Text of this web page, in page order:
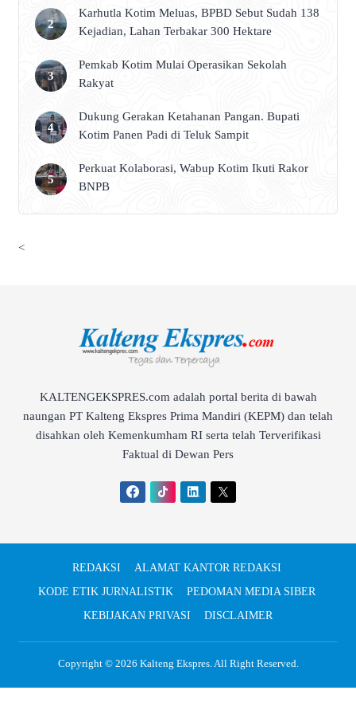
Karhutla Kotim Meluas, BPBD Sebut Sudah 138
Kejadian, Lahan Terbakar 300 Hektare
Pemkab Kotim Mulai Operasikan Sekolah
Rakyat
Dukung Gerakan Ketahanan Pangan. Bupati
Kotim Panen Padi di Teluk Sampit
Perkuat Kolaborasi, Wabup Kotim Ikuti Rakor
BNPB
<
KALTENGEKSPRES.com adalah portal berita di bawah
naungan PT Kalteng Ekspres Prima Mandiri (KEPM) dan telah
disahkan oleh Kemenkumham RI serta telah Terverifikasi
Faktual di Dewan Pers
REDAKSI
ALAMAT KANTOR REDAKSI
KODE ETIK JURNALISTIK
PEDOMAN MEDIA SIBER
KEBIJAKAN PRIVASI
DISCLAIMER
Copyright © 2026 Kalteng Ekspres. All Right Reserved.